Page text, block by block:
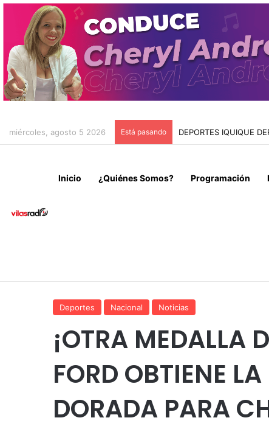
miércoles, agosto 5 2026 Está pasando GENDARMERÍA
Inicio ¿Quiénes Somos? Programación
Deportes Nacional Noticias
¡OTRA MEDALLA
FORD OBTIENE
DORADA PARA